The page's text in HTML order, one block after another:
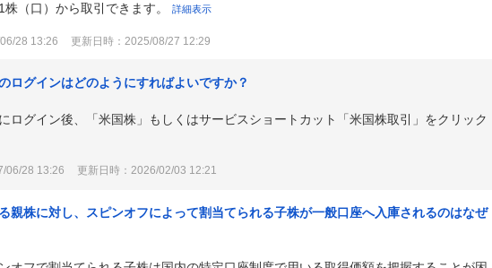
株（口）から取引できます。詳細表示
28 13:26 更新日時：2025/08/27 12:29
ログインはどのようにすればよいですか？
ログイン後、「米国株」もしくはサービスショートカット「米国株取引」をクリック
06/28 13:26 更新日時：2026/02/03 12:21
親株に対し、スピンオフによって割当てられる子株が一般口座へ入庫されるのはなぜ